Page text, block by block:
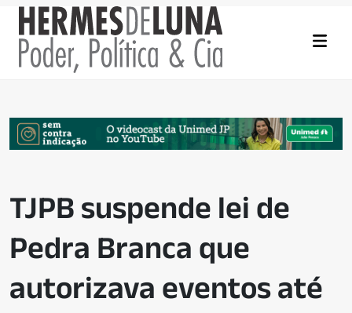
TJPB suspende lei de
Pedra Branca que
autorizava eventos até